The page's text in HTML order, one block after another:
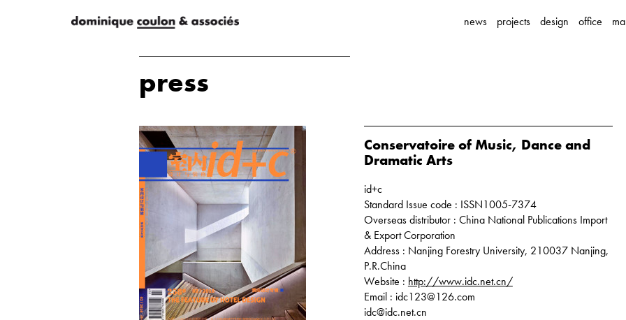
news projects design office
press
Conservatoire of Music, Dance and
Dramatic Arts
id+c
Standard Issue code : ISSN1005-7374
Overseas distributor : China National Publications Import
& Export Corporation
Address : Nanjing Forestry University, 210037 Nanjing,
P.R.China
Website : http://www.idc.net.cn/
Email : idc123@126.com
idc@idc.net.cn